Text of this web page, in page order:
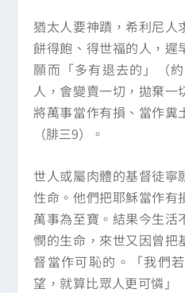
猶太人要神蹟，希利尼人
餅得飽、得世福的人，遲
願而「多有退去的」（
人，會變賣一切，拋棄一
將萬事當作有損、當作糞
（腓三9）。
世人或屬肉體的基督徒寧
性命。他們把耶穌當作有
萬事為至寶。結果今生活
憫的生命，來世又因曾把
督當作可恥的。「我們
望，就算比眾人更可憐」